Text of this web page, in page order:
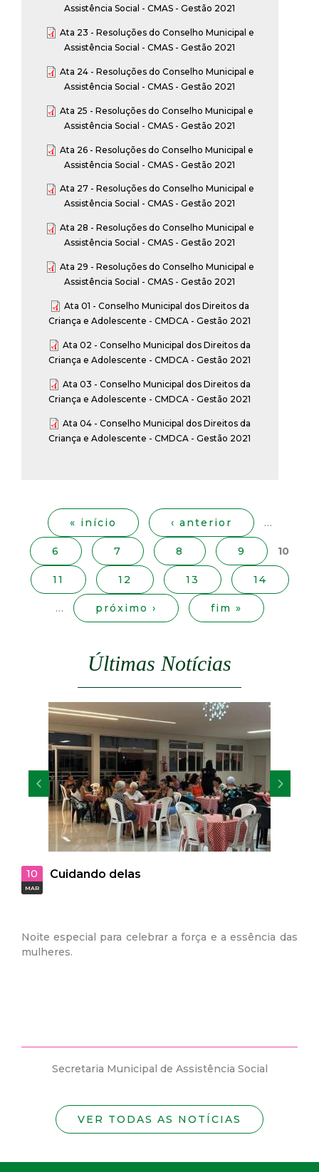
Assistência Social - CMAS - Gestão 2021
Ata 23 - Resoluções do Conselho Municipal e
Assistência Social - CMAS - Gestão 2021
Ata 24 - Resoluções do Conselho Municipal e
Assistência Social - CMAS - Gestão 2021
Ata 25 - Resoluções do Conselho Municipal e
Assistência Social - CMAS - Gestão 2021
Ata 26 - Resoluções do Conselho Municipal e
Assistência Social - CMAS - Gestão 2021
Ata 27 - Resoluções do Conselho Municipal e
Assistência Social - CMAS - Gestão 2021
Ata 28 - Resoluções do Conselho Municipal e
Assistência Social - CMAS - Gestão 2021
Ata 29 - Resoluções do Conselho Municipal e
Assistência Social - CMAS - Gestão 2021
Ata 01 - Conselho Municipal dos Direitos da
Criança e Adolescente - CMDCA - Gestão 2021
Ata 02 - Conselho Municipal dos Direitos da
Criança e Adolescente - CMDCA - Gestão 2021
Ata 03 - Conselho Municipal dos Direitos da
Criança e Adolescente - CMDCA - Gestão 2021
Ata 04 - Conselho Municipal dos Direitos da
Criança e Adolescente - CMDCA - Gestão 2021
n
« início ‹ anterior …
6 7 8 9 10
11 12 13 14
… próximo › fim »
Últimas Notícias
a essência das
Social
29
Vagas abertas para PCD’s na
A Secretaria Municipal de Assistência
Secretaria Municipal de Assistência
VER TODAS AS NOTÍCIAS